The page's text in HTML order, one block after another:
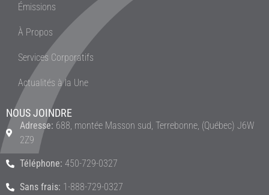
Émissions
À Propos
Services Corporatifs
Actualités à la Une
NOUS JOINDRE
Adresse: 688, montée Masson sud, Terrebonne, (Québec) J6W
2Z9
Téléphone: 450-729-0327
Sans frais: 1-888-729-0327